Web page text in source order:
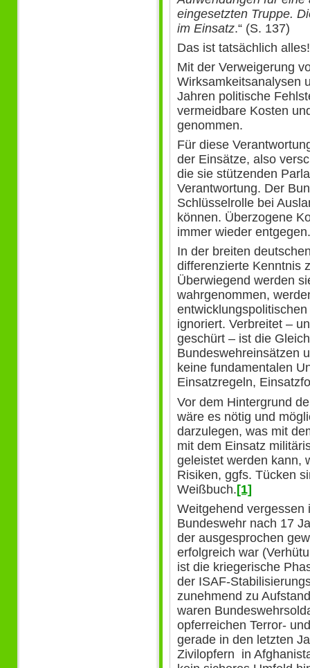
eingesetzten Truppe.
im Einsatz.“ (S. 137)
Das ist tatsächlich alles!
Mit der Verweigerung
Wirksamkeitsanalysen
Jahren politische
vermeidbare Kosten
genommen.
Für diese
der Einsätze, also
die sie stützenden
Verantwortung. Der
Schlüsselrolle bei
können. Überzogene
immer wieder entgegen.
In der breiten
differenzierte Kenntnis
Überwiegend werden
wahrgenommen,
ignoriert. Verbreitet –
geschürt – ist die
Bundeswehreinsätzen
keine fundamentalen
Einsatzregeln,
Vor dem Hintergrund
wäre es nötig und
darzulegen, was mit
mit dem Einsatz
geleistet werden kann,
Risiken, ggfs. Tücken
Weißbuch.[1]
Weitgehend vergessen
Bundeswehr nach 17
der ausgesprochen
erfolgreich war
ist die kriegerische
der ISAF-
zunehmend zu
waren
opferreichen Terror-
gerade in den letzten
Zivilopfern in